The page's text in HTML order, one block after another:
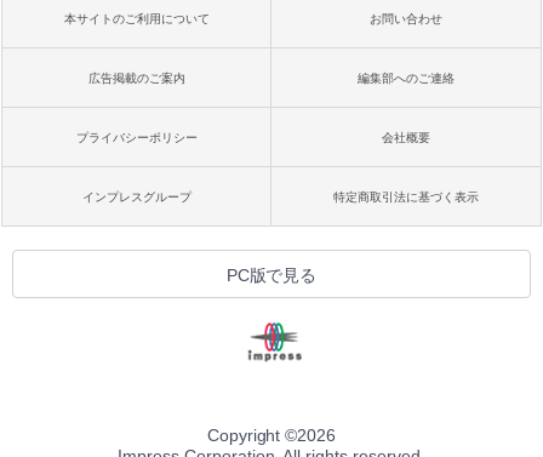
本サイトのご利用について お問い合わせ
広告掲載のご案内 編集部へのご連絡
プライバシーポリシー 会社概要
インプレスグループ 特定商取引法に基づく表示
PC版で見る
Copyright ©2026